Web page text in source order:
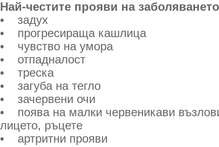
Най-честите прояви на
• задух
• прогресираща кашлица
• чувство на умора
• отпадналост
• треска
• загуба на тегло
• зачервени очи
• поява на малки червеникави
лицето, ръцете
• артритни прояви